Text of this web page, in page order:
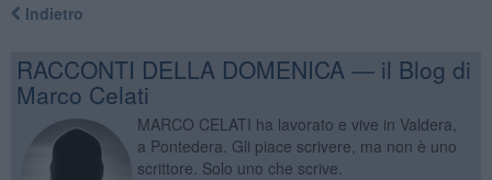
Indietro
RACCONTI DELLA DOMENICA — il Blog di
Marco Celati
MARCO CELATI ha lavorato e vive in Valdera,
a Pontedera. Gli piace scrivere, ma non è uno
scrittore. Solo uno che scrive.